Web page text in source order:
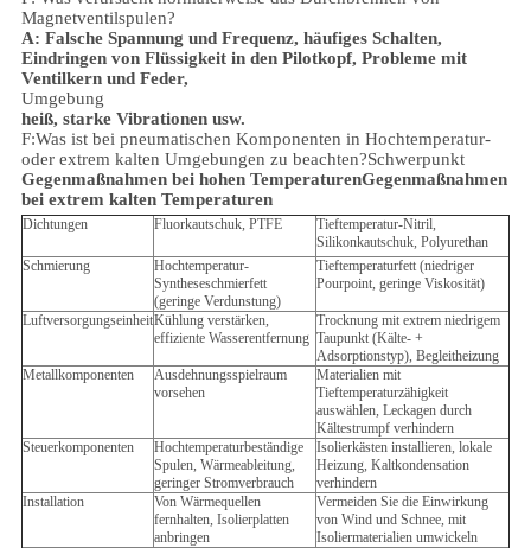
Magnetventilspulen?
A: Falsche Spannung und Frequenz, häufiges Schalten,
Eindringen von Flüssigkeit in den Pilotkopf, Probleme mit
Ventilkern und Feder,
Umgebung
heiß, starke Vibrationen usw.
F:Was ist bei pneumatischen Komponenten in Hochtemperatur-
oder extrem kalten Umgebungen zu beachten?Schwerpunkt
Gegenmaßnahmen bei hohen TemperaturenGegenmaßnahmen
bei extrem kalten Temperaturen
Dichtungen Fluorkautschuk, PTFE
Tieftemperatur-Nitril,
Silikonkautschuk, Polyurethan
Schmierung
Hochtemperatur-
Syntheseschmierfett
(geringe Verdunstung)
Tieftemperaturfett (niedriger
Pourpoint, geringe Viskosität)
LuftversorgungseinheitKühlung verstärken,
effiziente Wasserentfernung
Trocknung mit extrem niedrigem
Taupunkt (Kälte- +
Adsorptionstyp), Begleitheizung
Metallkomponenten
Ausdehnungsspielraum
vorsehen
Materialien mit
Tieftemperaturzähigkeit
auswählen, Leckagen durch
Kältestrumpf verhindern
Steuerkomponenten
Hochtemperaturbeständige
Spulen, Wärmeableitung,
geringer Stromverbrauch
Isolierkästen installieren, lokale
Heizung, Kaltkondensation
verhindern
Installation
Von Wärmequellen
fernhalten, Isolierplatten
anbringen
Vermeiden Sie die Einwirkung
von Wind und Schnee, mit
Isoliermaterialien umwickeln